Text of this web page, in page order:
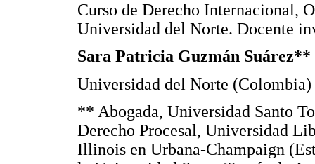
Curso de Derecho Internacional,
Universidad del Norte. Docente
Sara Patricia Guzmán Suárez**
Universidad del Norte (Colombia)
** Abogada, Universidad Santo
Derecho Procesal, Universidad
Illinois en Urbana-Champaign